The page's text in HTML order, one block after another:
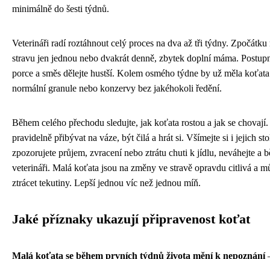
minimálně do šesti týdnů.
Veterináři radí roztáhnout celý proces na dva až tři týdny. Zpočátku
stravu jen jednou nebo dvakrát denně, zbytek doplní máma.
porce a směs dělejte hustší. Kolem osmého týdne by už měla
normální granule nebo konzervy bez jakéhokoli ředění.
Během celého přechodu sledujte, jak koťata rostou a jak se
pravidelně přibývat na váze, být čilá a hrát si. Všímejte si i jejich
zpozorujete průjem, zvracení nebo ztrátu chuti k jídlu, neváhejte a
veterináři. Malá koťata jsou na změny ve stravě opravdu citlivá a
ztrácet tekutiny. Lepší jednou víc než jednou míň.
Jaké příznaky ukazují připravenost koťat
Malá koťata se během prvních týdnů života mění k nepoznání